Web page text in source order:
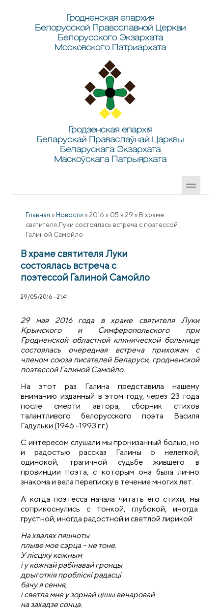
Гродненская епархия
Белорусской Православной Церкви
Белорусского Экзархата
Московского Патриархата
Гродзенская епархія
Беларускай Праваслаўнай Царквы
Беларускага Экзархата
Маскоўскага Патрыярхата
Главная » Новости » 2016 » 05 » 29 » В храме
святителя Луки состоялась встреча с поэтессой
Галиной Самойло
В храме святителя Луки
состоялась встреча с
поэтессой Галиной Самойло
29/05/2016 - 21:41
29 мая 2016 года в храме святителя Луки
Крымского и Симферопольского при
Гродненской областной клинической больнице
состоялась очередная встреча прихожан с
членом союза писателей Беларуси, гродненской
поэтессой Галиной Самойло.
На этот раз Галина представила нашему
вниманию изданный в этом году, через 23 года
после смерти автора, сборник стихов
талантливого белорусского поэта Василя
Гадульки (1946 -1993 г.г.).
С интересом слушали мы пронизанный болью, но
и радостью рассказ Галины о нелегкой,
одинокой, трагичной судьбе жившего в
провинции поэта, с которым она была лично
знакома и вела переписку в течение многих лет.
А когда поэтесса начала читать его стихи, мы
соприкоснулись с тонкой, глубокой, иногда
грустной, иногда радостной и светлой лирикой:
На хвалях пяшчоты
плыве мое сэрца – не тоне.
У лiсцiку кожным
i у кожнай рабiнавай гронцы
дрыготкiя проблiскi радасцi
бачу я сення,
i светла мне у зорнай цiшы вечаровай
на захадзе сонца.